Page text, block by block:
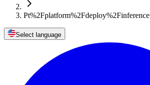
Pt%2Fplatform%2Fdeploy%2Finference
Select language